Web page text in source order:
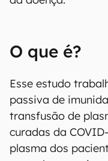
O que é?
Esse estudo
passiva de
transfusão de
curadas da
plasma dos